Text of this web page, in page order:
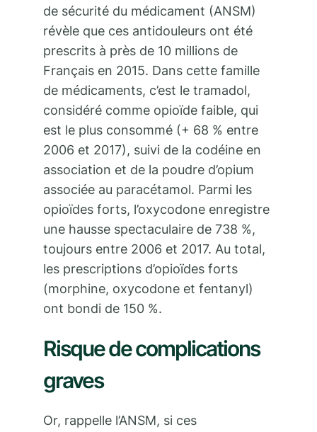
de sécurité du médicament (ANSM)
révèle que ces antidouleurs ont été
prescrits à près de 10 millions de
Français en 2015. Dans cette famille
de médicaments, c’est le tramadol,
considéré comme opioïde faible, qui
est le plus consommé (+ 68 % entre
2006 et 2017), suivi de la codéine en
association et de la poudre d’opium
associée au paracétamol. Parmi les
opioïdes forts, l’oxycodone enregistre
une hausse spectaculaire de 738 %,
toujours entre 2006 et 2017. Au total,
les prescriptions d’opioïdes forts
(morphine, oxycodone et fentanyl)
ont bondi de 150 %.
Risque de complications
graves
Or, rappelle l’ANSM, si ces